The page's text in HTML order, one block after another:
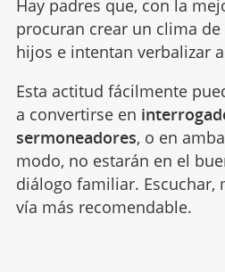
Hay padres que, con la
procuran crear un clima
hijos e intentan verbalizar
Esta actitud fácilmente
a convertirse en
sermoneadores, o en
modo, no estarán en el
diálogo familiar. Escuchar,
vía más recomendable.